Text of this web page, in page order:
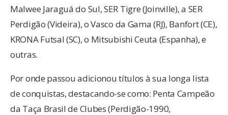
Malwee Jaraguá do Sul, SER Tigre (Joinville), a SER
Perdigão (Videira), o Vasco da Gama (RJ), Banfort (CE),
KRONA Futsal (SC), o Mitsubishi Ceuta (Espanha), e
outras.
Por onde passou adicionou títulos à sua longa lista
de conquistas, destacando-se como: Penta Campeão
da Taça Brasil de Clubes (Perdigão-1990,